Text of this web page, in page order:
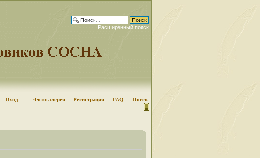
Расширенный поиск
Вход Фотогалерея Регистрация FAQ Поиск